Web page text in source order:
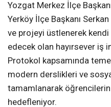
Yozgat Merkez İlçe
Yerköy İlçe Başkanı
ve projeyi üstlenerek kendi
edecek olan hayırsever iş
Protokol kapsamında
modern derslikleri ve
tamamlanarak
hedefleniyor.